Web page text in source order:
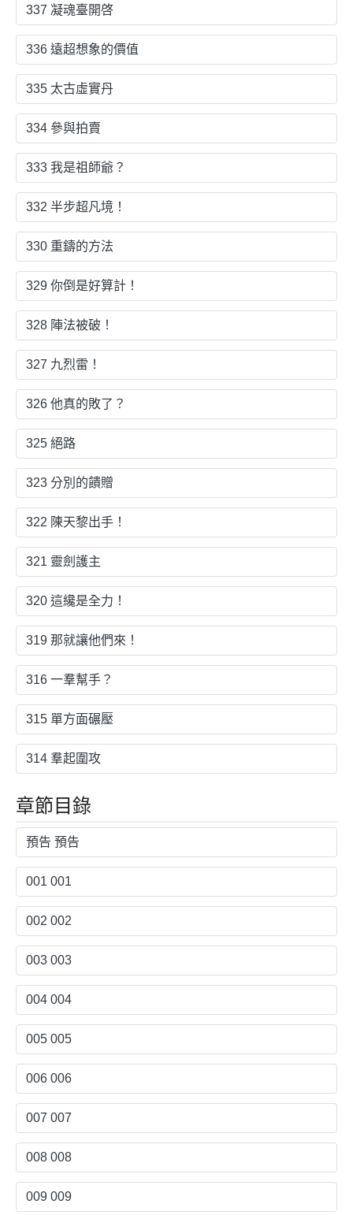
337 凝魂臺開啓
336 遠超想象的價值
335 太古虛實丹
334 參與拍賣
333 我是祖師爺？
332 半步超凡境！
330 重鑄的方法
329 你倒是好算計！
328 陣法被破！
327 九烈雷！
326 他真的敗了？
325 絕路
323 分別的饋贈
322 陳天黎出手！
321 靈劍護主
320 這纔是全力！
319 那就讓他們來！
316 一羣幫手？
315 單方面碾壓
314 羣起圍攻
章節目錄
預告 預告
001 001
002 002
003 003
004 004
005 005
006 006
007 007
008 008
009 009